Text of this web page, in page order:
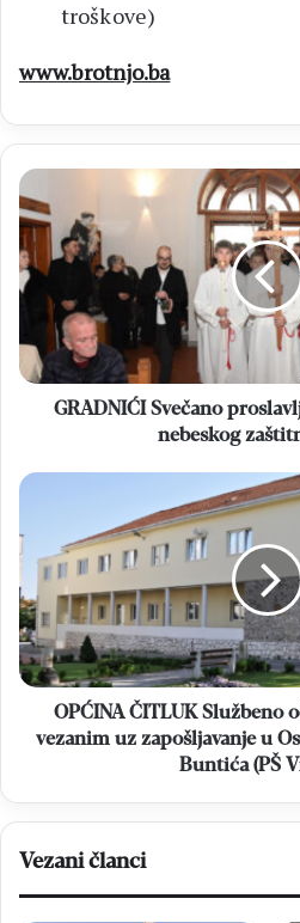
troškove)
www.brotnjo.ba
GRADNIĆI
Svečano
proslavljen
blagdan
sv.
Blaža,
nebeskog
zaštitnika
župe
GRADNIĆI Svečano
nebeskog
OPĆINA
Službeno
očitovanje
o
navodima
vezanim
uz
zapošljavanje
Osnovnoj
Didaka
(PŠ
OPĆINA ČITLUK Službeno
vezanim uz zapošljavanje u
Buntića (PŠ
Vezani članci